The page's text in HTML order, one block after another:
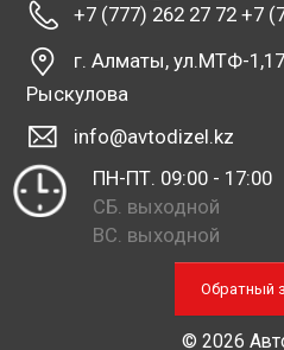
+7 (777) 262 27 72 +7
г. Алматы, ул.МТФ-
Рыскулова
info@avtodizel.kz
ПН-ПТ. 09:00 - 17:00
СБ. выходной
ВС. выходной
Обратный
© 2026